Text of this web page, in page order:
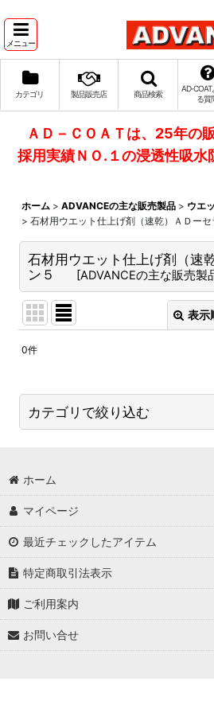
メニュー
カテゴリ 製品販売店 商品検索
る質
ＡＤ－ＣＯＡＴは、25年の
採用実績ＮＯ.１の浸透性吸水
ホーム > ADVANCEの主な販売製品 > ウエ
> 石材用ウエット仕上げ剤（速乾）ＡＤー
石材用ウエット仕上げ剤（速
ン５
[ADVANCEの主な販売製
表示
並び順:
0件
カテゴリで絞り込む
軟石用ウエット仕上げ剤 ＡＤーセ
石材用ウエット仕上げ剤（速乾）
ホーム
マイページ
最近チェックしたアイテム
特定商取引法表示
ご利用案内
お問い合せ